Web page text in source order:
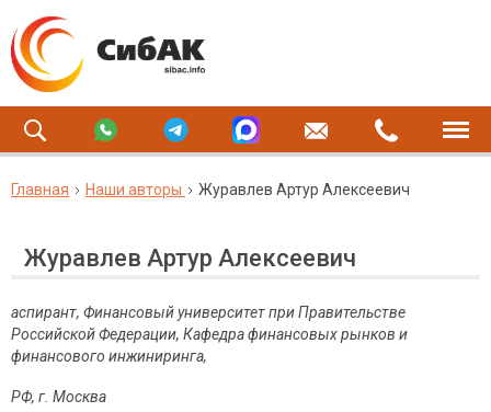
Главная Наши авторы Журавлев Артур Алексеевич
Журавлев Артур Алексеевич
аспирант, Финансовый университет при Правительстве
Российской Федерации, Кафедра финансовых рынков и
финансового инжиниринга,
РФ, г . Москва